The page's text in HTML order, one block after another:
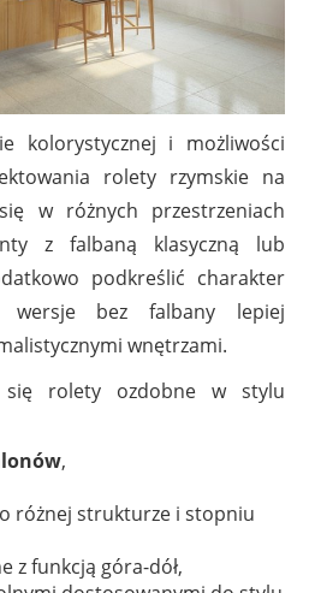
kolorystycznej i możliwości
rolety rzymskie na
w różnych przestrzeniach
z falbaną klasyczną lub
podkreślić charakter
wersje bez falbany lepiej
wnętrzami.
rolety ozdobne w stylu
,
różnej strukturze i stopniu
z funkcją góra-dół,